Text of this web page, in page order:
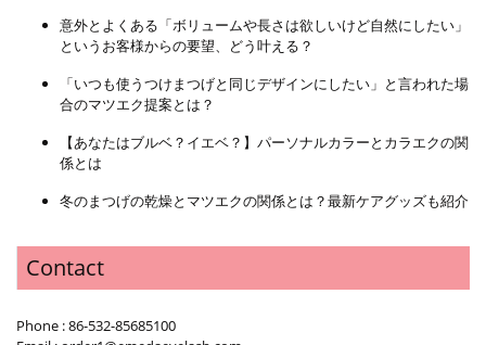
意外とよくある「ボリュームや長さは欲しいけど自然にしたい」
というお客様からの要望、どう叶える？
「いつも使うつけまつげと同じデザインにしたい」と言われた場
合のマツエク提案とは？
【あなたはブルベ？イエベ？】パーソナルカラーとカラエクの関
係とは
冬のまつげの乾燥とマツエクの関係とは？最新ケアグッズも紹介
Contact
Phone : 86-532-85685100